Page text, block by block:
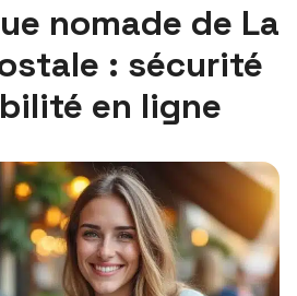
nomade de La
: sécurité
en ligne